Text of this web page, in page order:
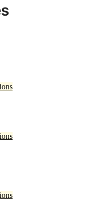
Ce
Les
options
page
Ce
options
peuvent
Ce